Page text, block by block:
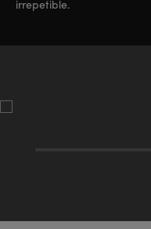
irrepetible.